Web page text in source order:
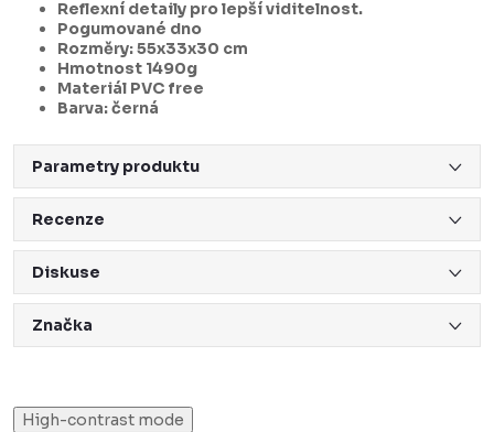
Reflexní detaily pro lepší viditelnost.
Pogumované dno
Rozměry: 55x33x30 cm
Hmotnost 1490g
Materiál PVC free
Barva: černá
Parametry produktu
Recenze
Diskuse
Značka
High-contrast mode